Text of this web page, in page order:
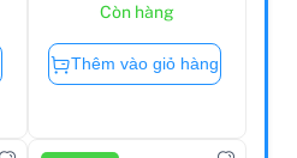
Còn hàng
Thêm vào giỏ hàng